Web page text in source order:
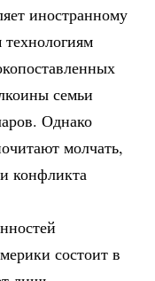
иностранному
технологиям
семьи
Однако
молчать,
конфликта
состоит в